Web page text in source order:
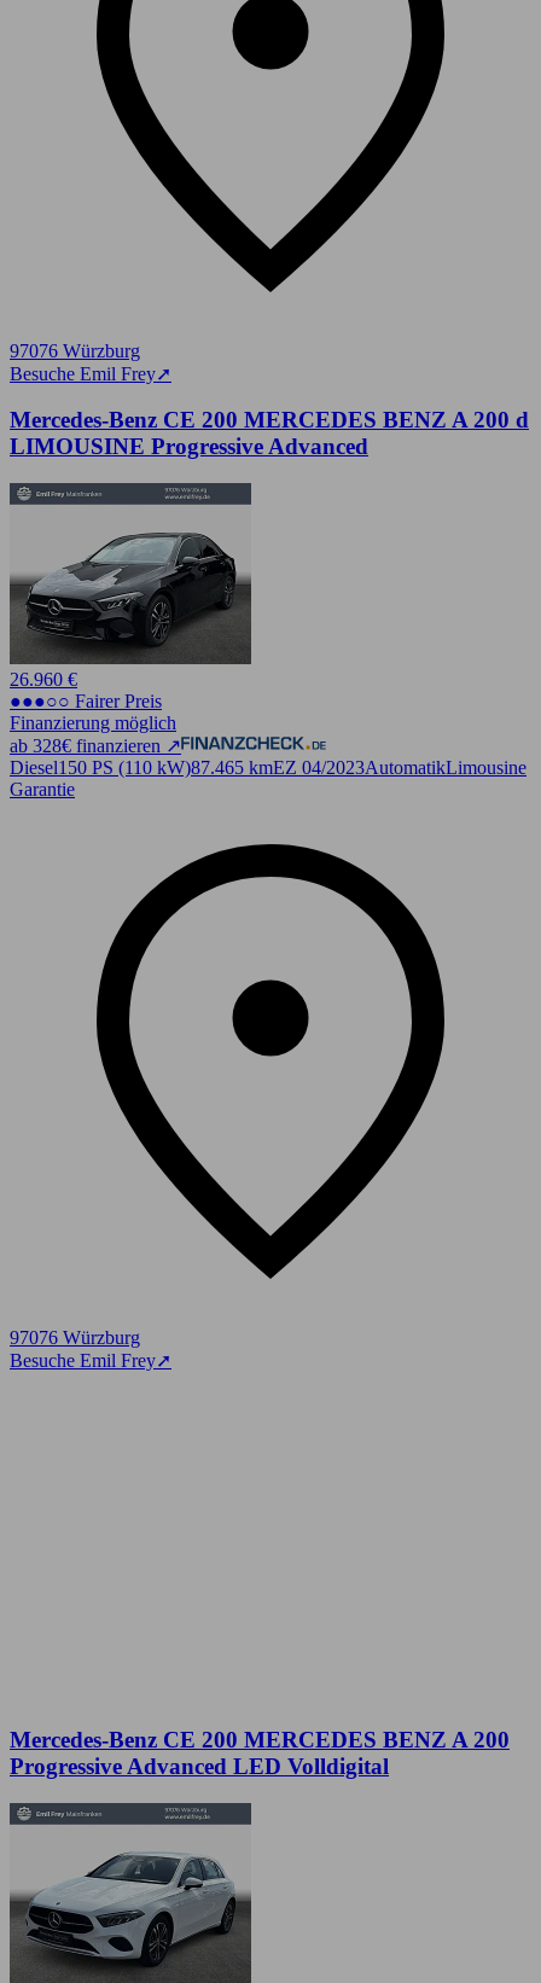
97076 Würzburg
Besuche Emil Frey➚
Mercedes-Benz CE 200 MERCEDES BENZ A 200 d
LIMOUSINE Progressive Advanced
26.960 €
●●●○○ Fairer Preis
Finanzierung möglich
ab 328€ finanzieren ↗
Diesel150 PS (110 kW)87.465 kmEZ 04/2023AutomatikLimousine
Garantie
97076 Würzburg
Besuche Emil Frey➚
Mercedes-Benz CE 200 MERCEDES BENZ A 200
Progressive Advanced LED Volldigital